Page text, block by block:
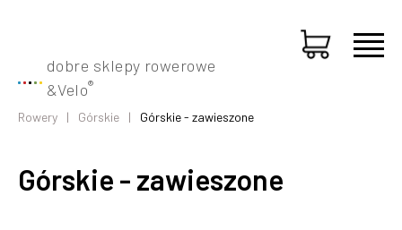
dobre sklepy rowerowe
&Velo®
Rowery Górskie Górskie - zawieszone
Górskie - zawieszone